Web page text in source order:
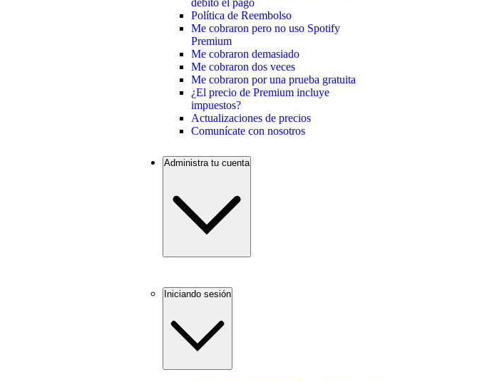
Política de Reembolso
Me cobraron pero no uso Spotify
Premium
Me cobraron demasiado
Me cobraron dos veces
Me cobraron por una prueba gratuita
¿El precio de Premium incluye
impuestos?
Actualizaciones de precios
Comunícate con nosotros
Administra tu cuenta
Iniciando sesión